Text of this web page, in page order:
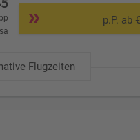
p.P. ab €
Flugzeiten